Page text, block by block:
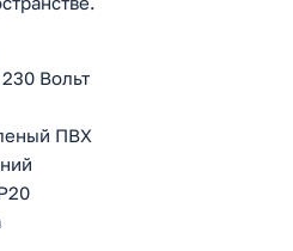
Вольт
ПВХ